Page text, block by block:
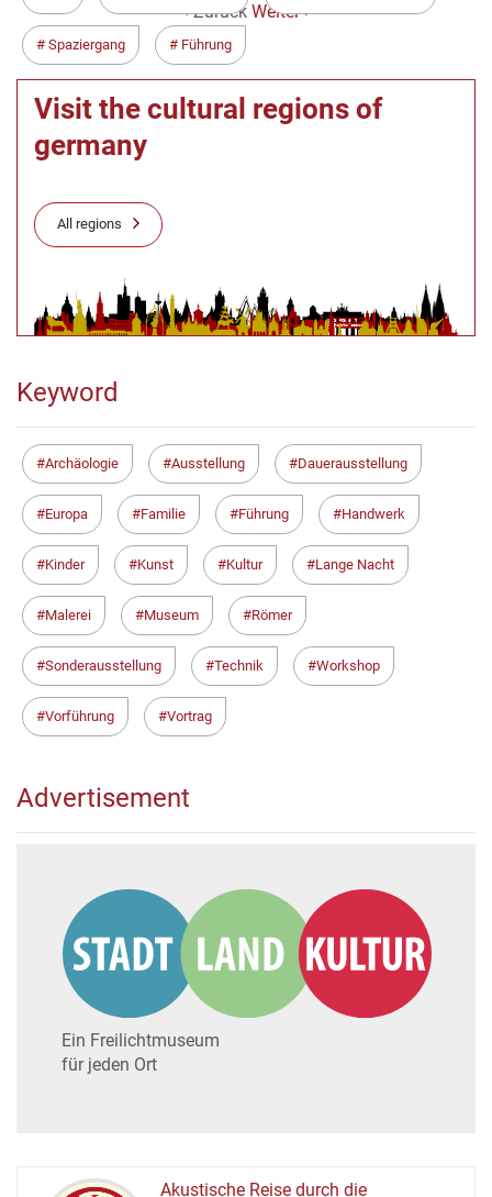
Spaziergang Führung
< Zurück Weiter >
Visit the cultural regions of
germany
All regions
Keyword
Archäologie Ausstellung Dauerausstellung
Europa Familie Führung Handwerk
Kinder Kunst Kultur Lange Nacht
Malerei Museum Römer
Sonderausstellung Technik Workshop
Vorführung Vortrag
Advertisement
Ein Freilichtmuseum
für jeden Ort
Akustische Reise durch die